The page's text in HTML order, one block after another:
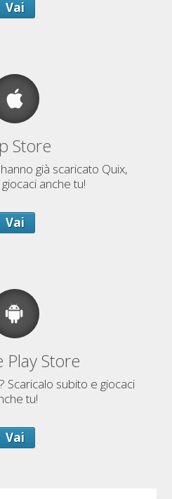
Vai
Store
già scaricato Quix,
anche tu!
Vai
Play Store
Scaricalo subito e giocaci
tu!
Vai